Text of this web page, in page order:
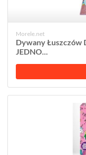
Morele.net
Dywany Łuszczów
JEDNO...